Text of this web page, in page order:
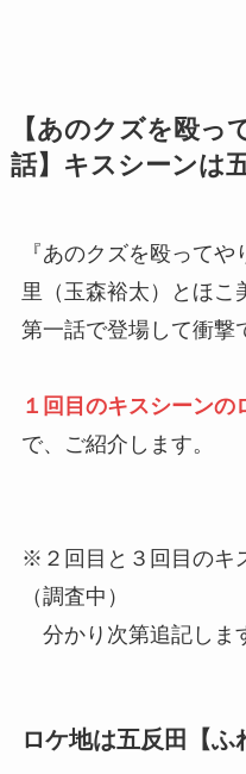
【あのクズを殴っ
話】キスシーンは
『あのクズを殴って
里（玉森裕太）とほこ
第一話で登場して衝撃
１回目のキスシーンの
で、ご紹介します。
※２回目と３回目のキ
（調査中）
分かり次第追記しま
ロケ地は五反田【ふ